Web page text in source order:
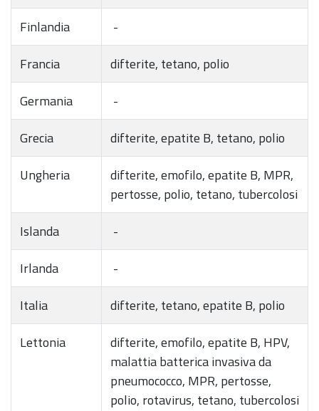
Finlandia
-
Francia
difterite, tetano, polio
Germania
-
Grecia
difterite, epatite B, tetano, polio
Ungheria
difterite, emofilo, epatite B, MPR,
pertosse, polio, tetano, tubercolosi
Islanda
-
Irlanda
-
Italia
difterite, tetano, epatite B, polio
Lettonia
difterite, emofilo, epatite B, HPV,
malattia batterica invasiva da
pneumococco, MPR, pertosse,
polio, rotavirus, tetano, tubercolosi